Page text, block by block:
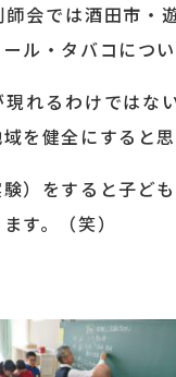
会では酒田市・
ル・タバコにつ
れるわけではな
を健全にすると思
）をすると子ど
す。（笑）